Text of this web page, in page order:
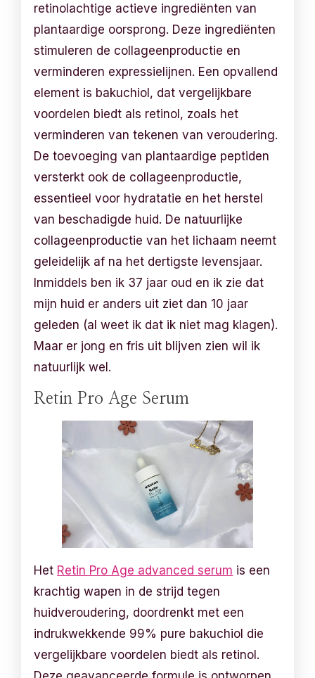
retinolachtige actieve ingrediënten van
plantaardige oorsprong. Deze ingrediënten
stimuleren de collageenproductie en
verminderen expressielijnen. Een opvallend
element is bakuchiol, dat vergelijkbare
voordelen biedt als retinol, zoals het
verminderen van tekenen van veroudering.
De toevoeging van plantaardige peptiden
versterkt ook de collageenproductie,
essentieel voor hydratatie en het herstel
van beschadigde huid. De natuurlijke
collageenproductie van het lichaam neemt
geleidelijk af na het dertigste levensjaar.
Inmiddels ben ik 37 jaar oud en ik zie dat
mijn huid er anders uit ziet dan 10 jaar
geleden (al weet ik dat ik niet mag klagen).
Maar er jong en fris uit blijven zien wil ik
natuurlijk wel.
Retin Pro Age Serum
Het Retin Pro Age advanced serum is een
krachtig wapen in de strijd tegen
huidveroudering, doordrenkt met een
indrukwekkende 99% pure bakuchiol die
vergelijkbare voordelen biedt als retinol.